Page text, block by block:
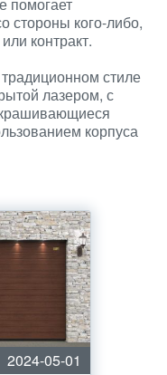
стороны кого-либо,
контракт.
стиле
лазером, с
корпуса
2024-05-01